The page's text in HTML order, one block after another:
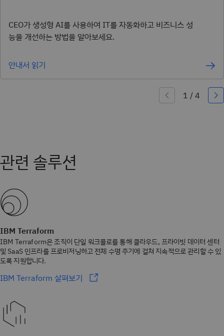
CEO가 생성형 AI를 사용하여 IT를 자동화하고 비즈니스 성
능을 개선하는 방법을 알아보세요.
안내서 읽기
IBM Terraform
IBM Terraform은 조직이 단일 워크플로를 통해 클라우드, 프라이빗 데이터 센터
및 SaaS 인프라를 프로비저닝하고 전체 수명 주기에 걸쳐 지속적으로 관리할 수 있
도록 지원합니다.
IBM Terraform 살펴보기